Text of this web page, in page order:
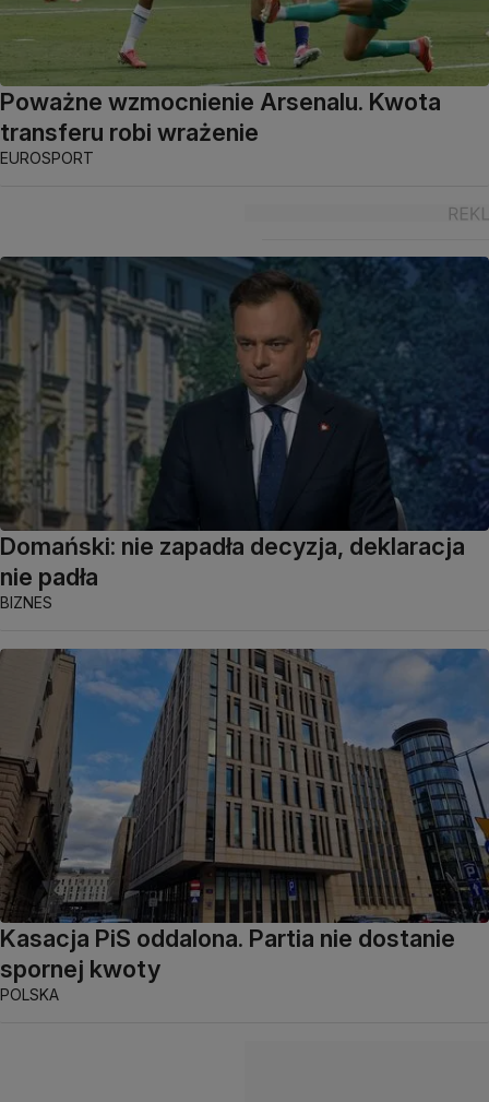
Poważne wzmocnienie Arsenalu. Kwota
transferu robi wrażenie
EUROSPORT
Domański: nie zapadła decyzja, deklaracja
nie padła
BIZNES
Kasacja PiS oddalona. Partia nie dostanie
spornej kwoty
POLSKA